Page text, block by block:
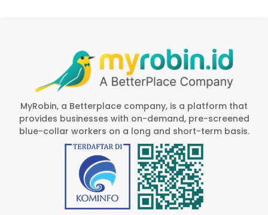
MyRobin, a Betterplace company, is a platform that
provides businesses with on-demand, pre-screened
blue-collar workers on a long and short-term basis.